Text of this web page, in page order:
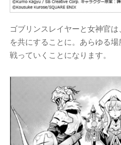
ゴブリンスレイヤーと女神官
を共にすることに。あらゆる
戦っていくことになります。